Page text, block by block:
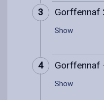
3 Gorffennaf
Show
4 Gorffennaf
Show